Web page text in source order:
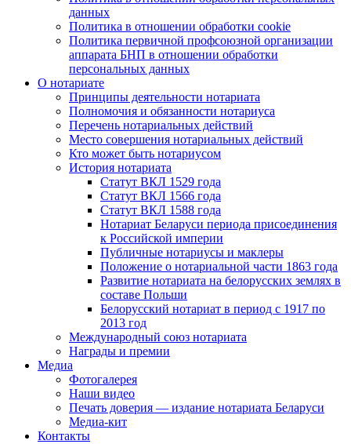
данных
Политика в отношении обработки cookie
Политика первичной профсоюзной организации
аппарата БНП в отношении обработки
персональных данных
О нотариате
Принципы деятельности нотариата
Полномочия и обязанности нотариуса
Перечень нотариальных действий
Место совершения нотариальных действий
Кто может быть нотариусом
История нотариата
Статут ВКЛ 1529 года
Статут ВКЛ 1566 года
Статут ВКЛ 1588 года
Нотариат Беларуси периода присоединения
к Российской империи
Публичные нотариусы и маклеры
Положение о нотариальной части 1863 года
Развитие нотариата на белорусских землях в
составе Польши
Белорусский нотариат в период с 1917 по
2013 год
Международный союз нотариата
Награды и премии
Медиа
Фотогалерея
Наши видео
Печать доверия — издание нотариата Беларуси
Медиа-кит
Контакты